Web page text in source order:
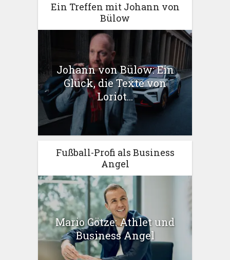
Ein Treffen mit Johann von
Bülow
Johann von Bülow: Ein
Glück, die Texte von
Loriot...
Fußball-Profi als Business
Angel
Mario Götze: Athlet und
Business Angel